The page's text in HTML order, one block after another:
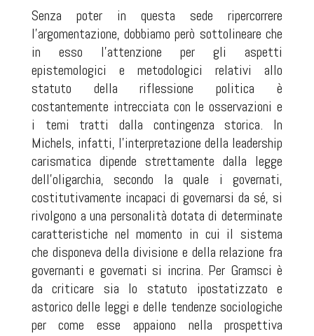
Senza poter in questa sede ripercorrere
l’argomentazione, dobbiamo però sottolineare che
in esso l’attenzione per gli aspetti
epistemologici e metodologici relativi allo
statuto della riflessione politica è
costantemente intrecciata con le osservazioni e
i temi tratti dalla contingenza storica. In
Michels, infatti, l’interpretazione della leadership
carismatica dipende strettamente dalla legge
dell’oligarchia, secondo la quale i governati,
costitutivamente incapaci di governarsi da sé, si
rivolgono a una personalità dotata di determinate
caratteristiche nel momento in cui il sistema
che disponeva della divisione e della relazione fra
governanti e governati si incrina. Per Gramsci è
da criticare sia lo statuto ipostatizzato e
astorico delle leggi e delle tendenze sociologiche
per come esse appaiono nella prospettiva